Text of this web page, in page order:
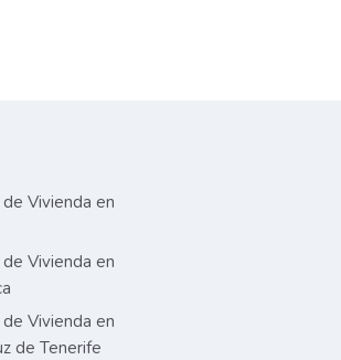
Vivienda en
Vivienda en
Vivienda en
de Tenerife